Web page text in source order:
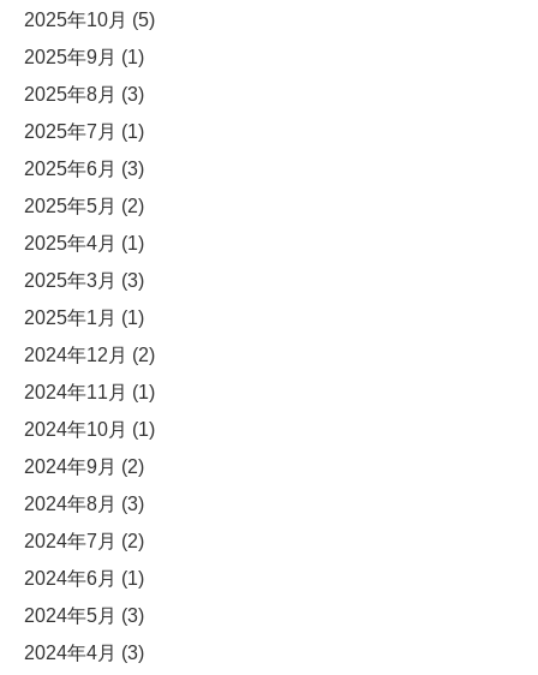
2025年10月 (5)
2025年9月 (1)
2025年8月 (3)
2025年7月 (1)
2025年6月 (3)
2025年5月 (2)
2025年4月 (1)
2025年3月 (3)
2025年1月 (1)
2024年12月 (2)
2024年11月 (1)
2024年10月 (1)
2024年9月 (2)
2024年8月 (3)
2024年7月 (2)
2024年6月 (1)
2024年5月 (3)
2024年4月 (3)